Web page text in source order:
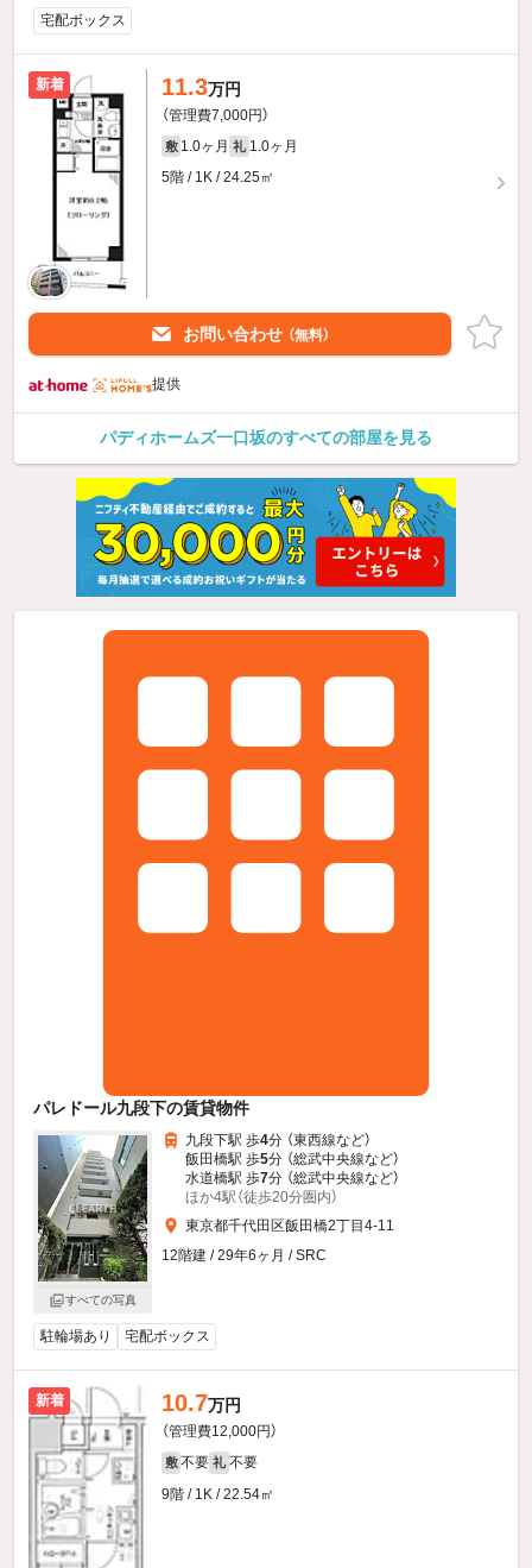
宅配ボックス
新着 11.3万円
（管理費7,000円）
敷 1.0ヶ月 礼 1.0ヶ月
5階 / 1K / 24.25㎡
お問い合わせ （無料）
提供
パディホームズ一口坂のすべての部屋を見る
パレドール九段下の賃貸物件
すべての写真
九段下駅 歩4分 （東西線など）
飯田橋駅 歩5分 （総武中央線など）
水道橋駅 歩7分 （総武中央線など）
ほか4駅（徒歩20分圏内）
東京都千代田区飯田橋2丁目4-11
12階建 / 29年6ヶ月 / SRC
駐輪場あり 宅配ボックス
新着 10.7万円
（管理費12,000円）
敷 不要 礼 不要
9階 / 1K / 22.54㎡